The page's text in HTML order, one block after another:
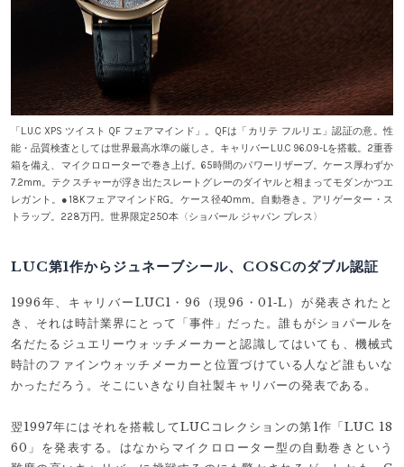
「L.U.C XPS ツイスト QF フェアマインド」。QFは「カリテ フルリエ」認証の意。性
能・品質検査としては世界最高水準の厳しさ。キャリバーL.U.C 96.09-Lを搭載。2重香
箱を備え、マイクロローターで巻き上げ。65時間のパワーリザーブ。ケース厚わずか
7.2mm。テクスチャーが浮き出たスレートグレーのダイヤルと相まってモダンかつエ
レガント。●18KフェアマインドRG。ケース径40mm。自動巻き。アリゲーター・ス
トラップ。228万円。世界限定250本〈ショパール ジャパン プレス〉
LUC第1作からジュネーブシール、COSCのダブル認証
1996年、キャリバーLUC1・96（現96・01‐L）が発表されたと
き、それは時計業界にとって「事件」だった。誰もがショパールを
名だたるジュエリーウォッチメーカーと認識してはいても、機械式
時計のファインウォッチメーカーと位置づけている人など誰もいな
かっただろう。そこにいきなり自社製キャリバーの発表である。
翌1997年にはそれを搭載してLUCコレクションの第1作「LUC 18
60」を発表する。はなからマイクロローター型の自動巻きという